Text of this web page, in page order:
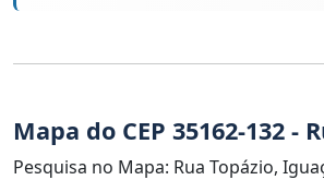
Mapa do CEP 35162-132 -
Pesquisa no Mapa: Rua Topázio,